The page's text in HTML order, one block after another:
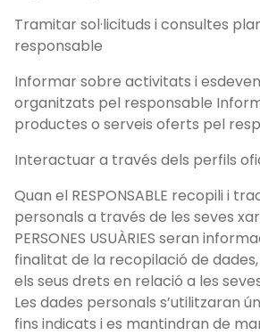
Tramitar sol·licituds i consultes
responsable
Informar sobre activitats i
organitzats pel responsable
productes o serveis oferts pel
Interactuar a través dels perfils
Quan el RESPONSABLE recopili i
personals a través de les seves
PERSONES USUÀRIES seran
finalitat de la recopilació de
els seus drets en relació a les
Les dades personals s’utilitzaran
fins indicats i es mantindran de